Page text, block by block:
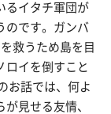
るイタチ軍団が
のです。ガンバ
救うため島を目
ロイを倒すこと
お話では、何よ
見せる友情、